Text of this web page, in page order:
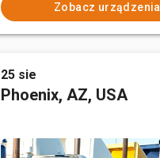
Zobacz urządzenia
25 sie
Phoenix, AZ, USA